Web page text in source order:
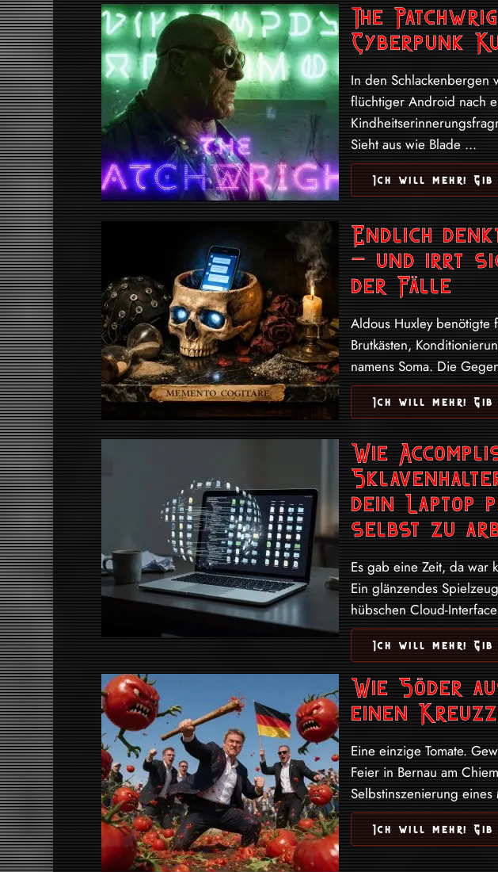
The
Cyberpunk
In den Schlackenbergen
flüchtiger Android nach
Sieht aus wie Blade ...
Ich will mehr!
Endlich
– und irrt
der Fälle
Aldous Huxley benötigte
Brutkästen,
namens Soma. Die
Ich will mehr!
Wie
dein Laptop
selbst zu
Es gab eine Zeit, da war
Ein glänzendes
hübschen Cloud-
Ich will mehr!
Wie Söder
einen
Eine einzige Tomate.
Feier in Bernau am
Selbstinszenierung
Ich will mehr!